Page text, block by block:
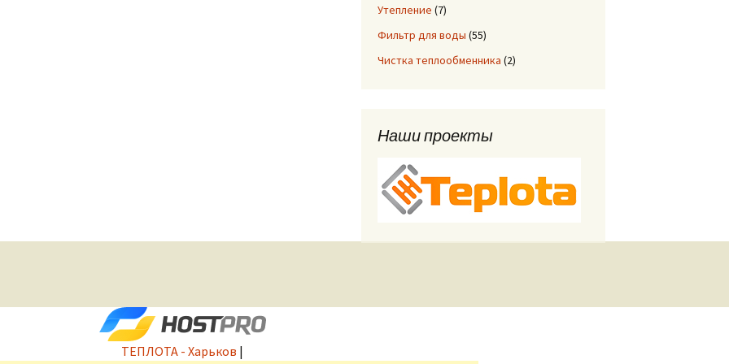
Утепление (7)
Фильтр для воды (55)
Чистка теплообменника (2)
Наши проекты
ТЕПЛОТА - Харьков |